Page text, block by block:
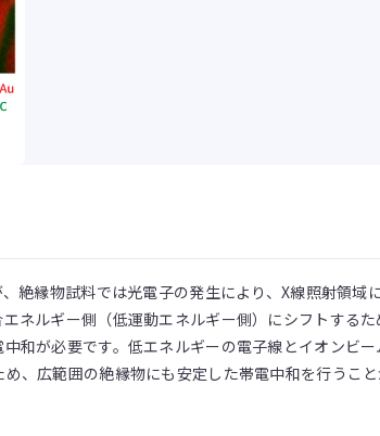
絶縁物試料では光電子の発生により、X線照射領域
ネルギー側（低運動エネルギー側）にシフトする
和が必要です。低エネルギーの電子線とイオンビ
、広範囲の絶縁物にも安定した帯電中和を行うこ